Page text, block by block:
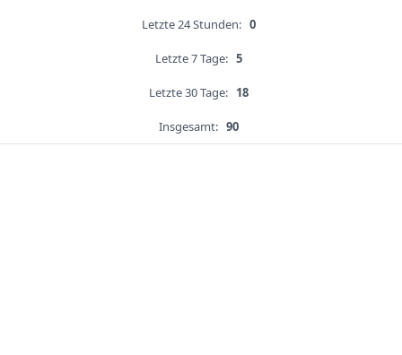
Letzte 24 Stunden: 0
Letzte 7 Tage: 5
Letzte 30 Tage: 18
Insgesamt: 90